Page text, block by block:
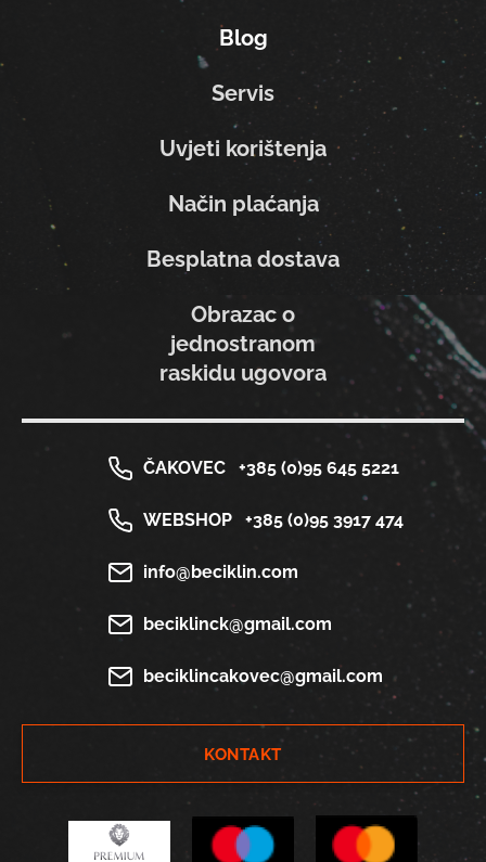
Blog
Servis
Uvjeti korištenja
Način plaćanja
Besplatna dostava
Obrazac o
jednostranom
raskidu ugovora
ČAKOVEC +385 (0)95 645 5221
WEBSHOP +385 (0)95 3917 474
info@beciklin.com
beciklinck@gmail.com
beciklincakovec@gmail.com
KONTAKT